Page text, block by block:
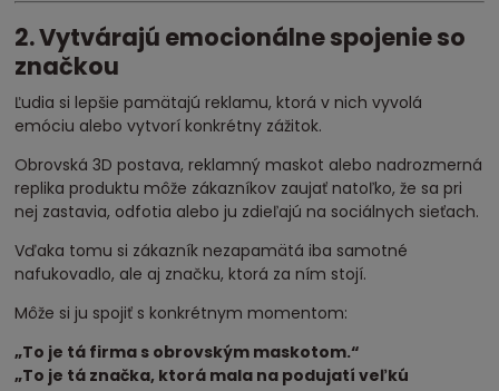
2. Vytvárajú emocionálne spojenie so
značkou
Ľudia si lepšie pamätajú reklamu, ktorá v nich vyvolá
emóciu alebo vytvorí konkrétny zážitok.
Obrovská 3D postava, reklamný maskot alebo nadrozmerná
replika produktu môže zákazníkov zaujať natoľko, že sa pri
nej zastavia, odfotia alebo ju zdieľajú na sociálnych sieťach.
Vďaka tomu si zákazník nezapamätá iba samotné
nafukovadlo, ale aj značku, ktorá za ním stojí.
Môže si ju spojiť s konkrétnym momentom:
„To je tá firma s obrovským maskotom.“
„To je tá značka, ktorá mala na podujatí veľkú